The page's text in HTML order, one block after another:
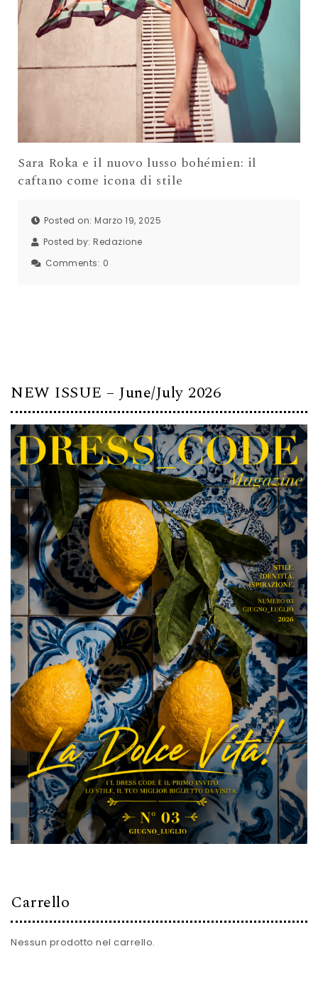
Sara Roka e il nuovo lusso bohémien: il
caftano come icona di stile
Posted on: Marzo 19, 2025
Posted by: Redazione
Comments: 0
NEW ISSUE – June/July 2026
Carrello
Nessun prodotto nel carrello.